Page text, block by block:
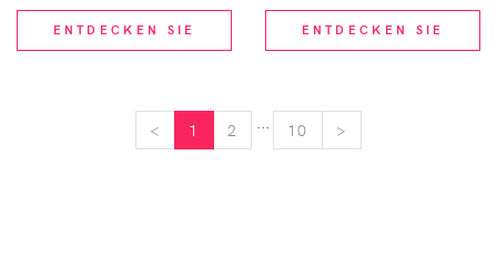
ENTDECKEN SIE ENTDECKEN SIE
< 1 2 10 >